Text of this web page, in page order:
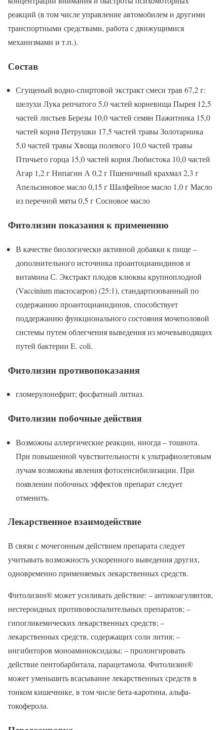
реакций (в том числе управление автомобилем и другими
транспортными средствами, работа с движущимися
механизмами и т.п.).
Состав
Сгущеный водно-спиртовой экстракт смеси трав 67,2 г:
шелухи Лука репчатого 5,0 частей корневища Пырея 12,5
частей листьев Березы 10,0 частей семян Пажитника 15,0
частей корня Петрушки 17,5 частей травы Золотарника
5,0 частей травы Хвоща полевого 10,0 частей травы
Птичьего горца 15,0 частей корня Любистока 10,0 частей
Агар 1,2 г Нипагин А 0,2 г Пшеничный крахмал 2,3 г
Апельсиновое масло 0,15 г Шалфейное масло 1,0 г Масло
из перечной мяты 0,5 г Сосновое масло
Фитолизин показания к применению
В качестве биологически активной добавки к пище –
дополнительного источника проантоцианидинов и
витамина С. Экстракт плодов клюквы крупноплодной
(Vaccinium macrocarpon) (25:1), стандартизованный по
содержанию проантоцианидинов, способствует
поддержанию функционального состояния мочеполовой
системы путем облегчения выведения из мочевыводящих
путей бактерии E. coli.
Фитолизин противопоказания
гломерулонефрит; фосфатный литиаз.
Фитолизин побочные действия
Возможны аллергические реакции, иногда – тошнота.
При повышенной чувствительности к ультрафиолетовым
лучам возможны явления фотосенсибилизации. При
появлении побочных эффектов препарат следует
отменить.
Лекарственное взаимодействие
В связи с мочегонным действием препарата следует
учитывать возможность ускоренного выведения других,
одновременно применяемых лекарственных средств.
Фитолизин® может усиливать действие: – антикоагулянтов,
нестероидных противовоспалительных препаратов; –
гипогликемических лекарственных средств; –
лекарственных средств, содержащих соли лития; –
ингибиторов моноаминоксидазы; – пролонгировать
действие пентобарбитала, парацетамола. Фитолизин®
может уменьшить всасывание лекарственных средств в
тонком кишечнике, в том числе бета-каротина, альфа-
токоферола.